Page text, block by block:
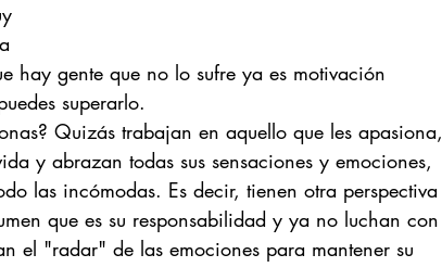
hay gente que no lo sufre ya es motivación
superarlo.
Quizás trabajan en aquello que les apasiona,
y abrazan todas sus sensaciones y emociones,
las incómodas. Es decir, tienen otra perspectiva
que es su responsabilidad y ya no luchan con
el "radar" de las emociones para mantener su